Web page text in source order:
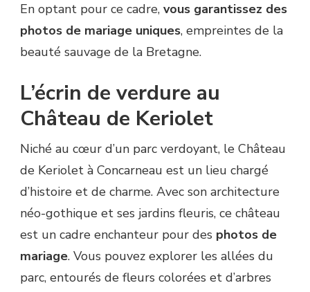
En optant pour ce cadre, vous garantissez des
photos de mariage uniques, empreintes de la
beauté sauvage de la Bretagne.
L’écrin de verdure au
Château de Keriolet
Niché au cœur d’un parc verdoyant, le Château
de Keriolet à Concarneau est un lieu chargé
d’histoire et de charme. Avec son architecture
néo-gothique et ses jardins fleuris, ce château
est un cadre enchanteur pour des photos de
mariage. Vous pouvez explorer les allées du
parc, entourés de fleurs colorées et d’arbres